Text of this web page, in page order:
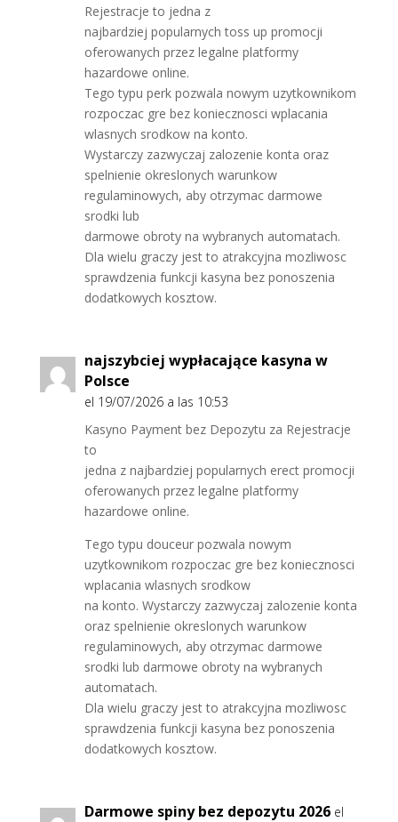
Rejestracje to jedna z
najbardziej popularnych toss up promocji
oferowanych przez legalne platformy
hazardowe online.
Tego typu perk pozwala nowym uzytkownikom
rozpoczac gre bez koniecznosci wplacania
wlasnych srodkow na konto.
Wystarczy zazwyczaj zalozenie konta oraz
spelnienie okreslonych warunkow
regulaminowych, aby otrzymac darmowe
srodki lub
darmowe obroty na wybranych automatach.
Dla wielu graczy jest to atrakcyjna mozliwosc
sprawdzenia funkcji kasyna bez ponoszenia
dodatkowych kosztow.
najszybciej wypłacające kasyna w
Polsce
el 19/07/2026 a las 10:53
Kasyno Payment bez Depozytu za Rejestracje
to
jedna z najbardziej popularnych erect promocji
oferowanych przez legalne platformy
hazardowe online.
Tego typu douceur pozwala nowym
uzytkownikom rozpoczac gre bez koniecznosci
wplacania wlasnych srodkow
na konto. Wystarczy zazwyczaj zalozenie konta
oraz spelnienie okreslonych warunkow
regulaminowych, aby otrzymac darmowe
srodki lub darmowe obroty na wybranych
automatach.
Dla wielu graczy jest to atrakcyjna mozliwosc
sprawdzenia funkcji kasyna bez ponoszenia
dodatkowych kosztow.
Darmowe spiny bez depozytu 2026 el